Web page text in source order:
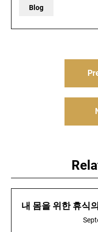
Blog
내 몸을 위한 휴식